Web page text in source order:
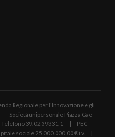
Regionale per l'Innovazione e gli
unipersonale Piazza Gae
39.02 39331.1 | PEC
sociale 25.000.000,00 € i.v. |